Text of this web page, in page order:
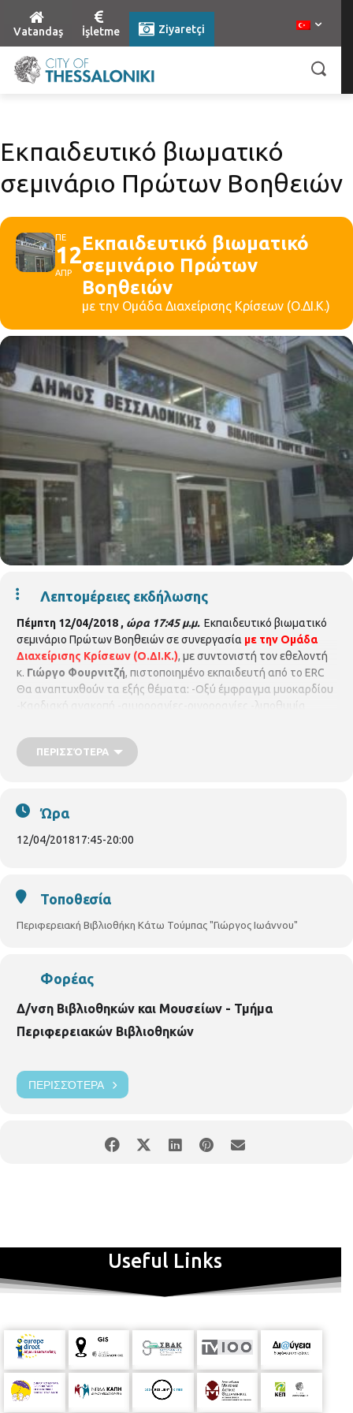
Vatandaş İşletme Ziyaretçi
Εκπαιδευτικό βιωματικό
σεμινάριο Πρώτων Βοηθειών
ΠΕ
12
ΑΠΡ
Εκπαιδευτικό βιωματικό
σεμινάριο Πρώτων
Βοηθειών
με την Ομάδα Διαχείρισης Κρίσεων (Ο.ΔΙ.Κ.)
Λεπτομέρειες εκδήλωσης
Πέμπτη 12/04/2018 , ώρα 17:45 μ.μ. Εκπαιδευτικό βιωματικό
σεμινάριο Πρώτων Βοηθειών σε συνεργασία με την Ομάδα
Διαχείρισης Κρίσεων (Ο.ΔΙ.Κ.), με συντονιστή τον εθελοντή
κ. Γιώργο Φουρνιτζή, πιστοποιημένο εκπαιδευτή από το ERC
Θα αναπτυχθούν τα εξής θέματα: -Οξύ έμφραγμα μυοκαρδίου
-Καρδιακή ανακοπή -αιμορραγίες-ρινορραγίες -λιποθυμία
προεγγραφήΒιβλιοθήκη Κάτω Τούμπας, Πυλαίας 59, τηλ.
2310919039
ΠΕΡΙΣΣΌΤΕΡΑ
Ώρα
12/04/201817:45-20:00
Τοποθεσία
Περιφερειακή Βιβλιοθήκη Κάτω Τούμπας "Γιώργος Ιωάννου"
Φορέας
Δ/νση Βιβλιοθηκών και Μουσείων - Τμήμα
Περιφερειακών Βιβλιοθηκών
ΠΕΡΙΣΣΌΤΕΡΑ
Useful Links